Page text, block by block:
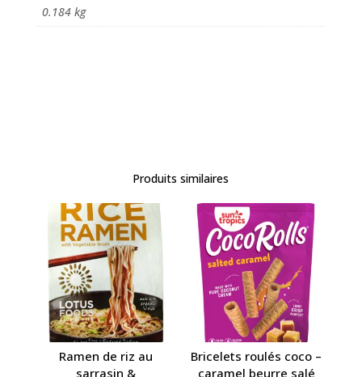
0.184 kg
Produits similaires
Ramen de riz au
sarrasin &
Bricelets roulés coco –
caramel beurre salé